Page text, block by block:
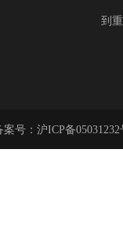
到
号： 沪ICP备05031232